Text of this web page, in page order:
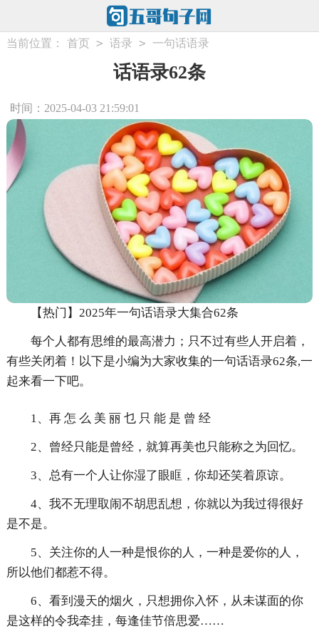
当前位置： 首页 > 语录 > 一句话语录
话语录62条
时间：2025-04-03 21:59:01
【热门】2025年一句话语录大集合62条
每个人都有思维的最高潜力；只不过有些人开启着，
有些关闭着！以下是小编为大家收集的一句话语录62条,一
起来看一下吧。
1、再 怎 么 美 丽 乜 只 能 是 曾 经
2、曾经只能是曾经，就算再美也只能称之为回忆。
3、总有一个人让你湿了眼眶，你却还笑着原谅。
4、我不无理取闹不胡思乱想，你就以为我过得很好
是不是。
5、关注你的人一种是恨你的人，一种是爱你的人，
所以他们都惹不得。
6、看到漫天的烟火，只想拥你入怀，从未谋面的你
是这样的令我牵挂，每逢佳节倍思爱……